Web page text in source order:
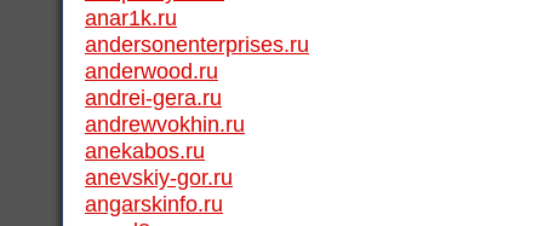
anar1k.ru
andersonenterprises.ru
anderwood.ru
andrei-gera.ru
andrewvokhin.ru
anekabos.ru
anevskiy-gor.ru
angarskinfo.ru